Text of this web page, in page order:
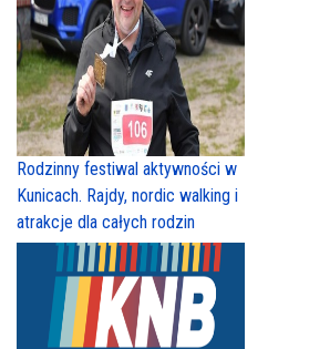
Rodzinny festiwal aktywności w
Kunicach. Rajdy, nordic walking i
atrakcje dla całych rodzin